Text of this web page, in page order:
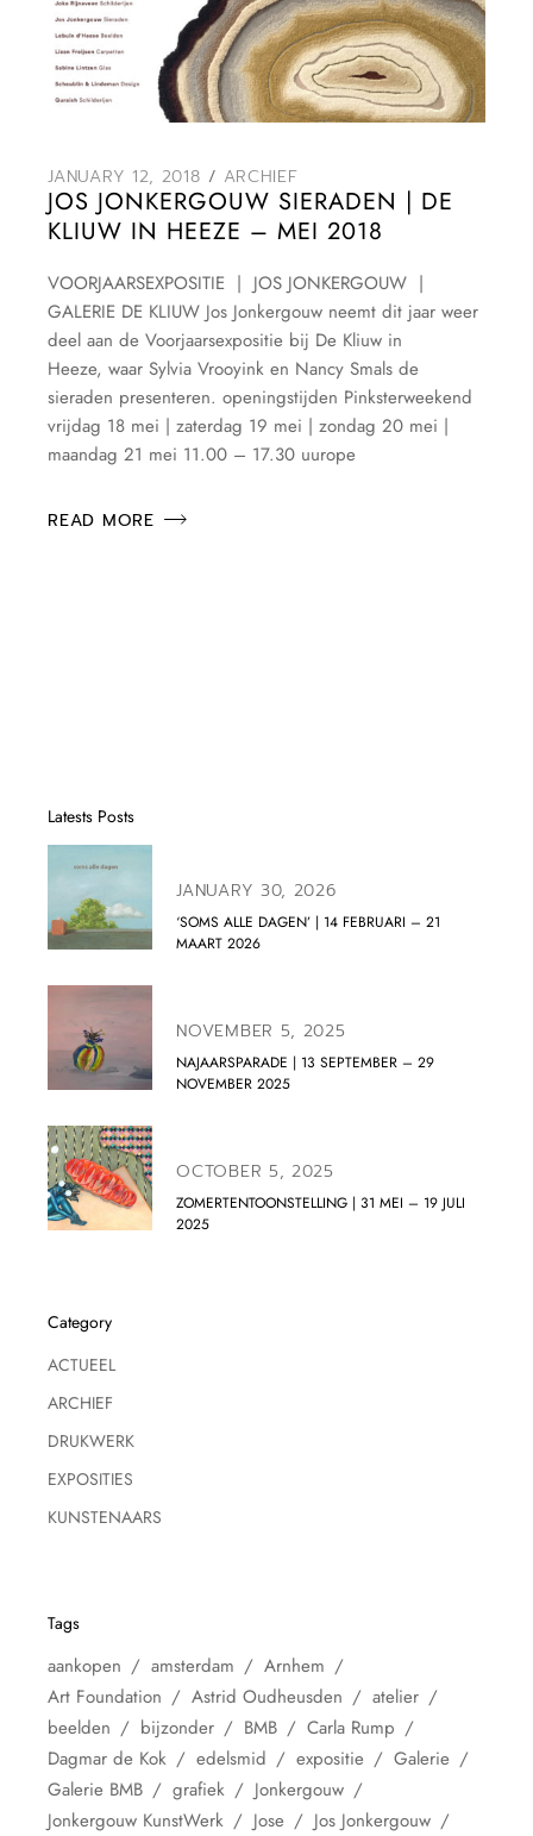
JANUARY 12, 2018 ARCHIEF
JOS JONKERGOUW SIERADEN | DE
KLIUW IN HEEZE – MEI 2018
VOORJAARSEXPOSITIE | JOS JONKERGOUW |
GALERIE DE KLIUW Jos Jonkergouw neemt dit jaar weer
deel aan de Voorjaarsexpositie bij De Kliuw in
Heeze, waar Sylvia Vrooyink en Nancy Smals de
sieraden presenteren. openingstijden Pinksterweekend
vrijdag 18 mei | zaterdag 19 mei | zondag 20 mei |
maandag 21 mei 11.00 – 17.30 uurope
READ MORE
Latests Posts
JANUARY 30, 2026
‘SOMS ALLE DAGEN’ | 14 FEBRUARI – 21
MAART 2026
NOVEMBER 5, 2025
NAJAARSPARADE | 13 SEPTEMBER – 29
NOVEMBER 2025
OCTOBER 5, 2025
ZOMERTENTOONSTELLING | 31 MEI – 19 JULI
2025
Category
ACTUEEL
ARCHIEF
DRUKWERK
EXPOSITIES
KUNSTENAARS
Tags
aankopen amsterdam
Arnhem
Art Foundation
Astrid Oudheusden
atelier
beelden
bijzonder BMB
Carla Rump
Dagmar de Kok
edelsmid expositie
Galerie
Galerie BMB
grafiek
Jonkergouw
Jonkergouw KunstWerk
Jose
Jos Jonkergouw